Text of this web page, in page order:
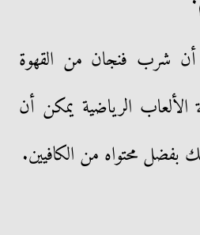
شرب فنجان من القهوة
الرياضية يمكن أن
بفضل محتواه من الكافيين.